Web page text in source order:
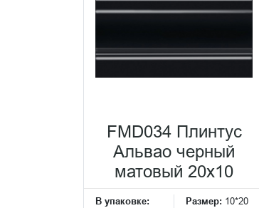
FMD034 Плинтус
Альвао черный
матовый 20x10
В упаковке:
Размер: 10*20